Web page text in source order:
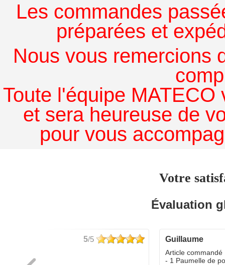
Les commandes
préparées et
Nous vous remercions
Toute l'équipe
et sera heureuse de
pour vous
Votre
Évaluation
5/5 guillaume
Article commandé
- 1 Paumelle de